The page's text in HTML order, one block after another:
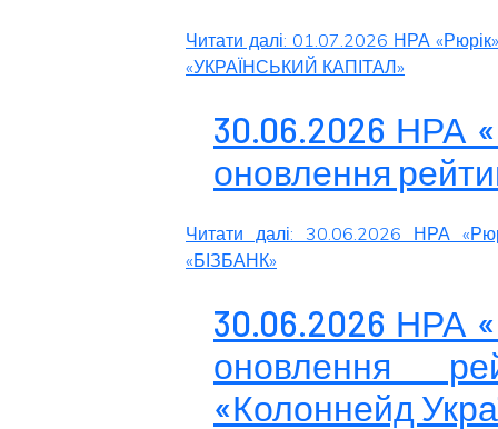
Читати далі: 01.07.2026 НРА
«УКРАЇНСЬКИЙ КАПІТАЛ»
30.06.2026 НРА
оновлення
Читати далі: 30.06.2026 НРА
«БІЗБАНК»
30.06.2026 НРА
оновлення
«Колоннейд